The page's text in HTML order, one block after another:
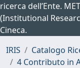
ricerca dell’Ente.
(Institutional
Cineca.
IRIS
Catalogo
4 Contributo in